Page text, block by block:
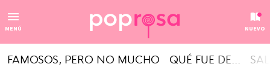
MENÚ NUEVO
FAMOSOS, PERO NO MUCHO QUÉ FUE DE...